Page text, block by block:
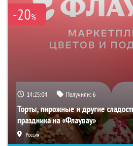
-20%
14:25:02 Получили:6
Торты, пирожные и другие
праздника на «Флаувау»
Россия